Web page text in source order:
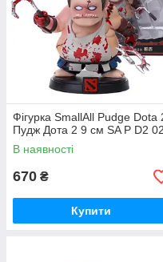
Фігурка SmallAll Pudge Dota
Пудж Дота 2 9 см SA P D2 02
В наявності
670 ₴
Купити